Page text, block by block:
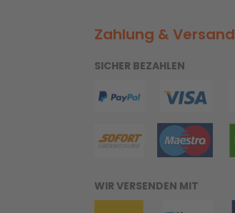
Zahlung & Versand
SICHER BEZAHLEN
WIR VERSENDEN MIT